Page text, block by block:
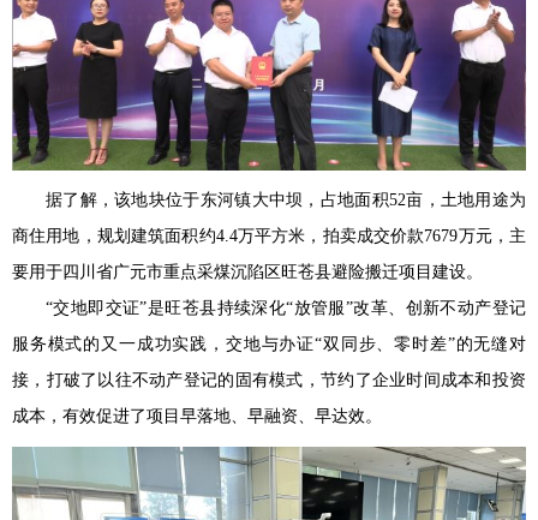
据了解，该地块位于东河镇大中坝，占地面积52亩，土地用途为
商住用地，规划建筑面积约4.4万平方米，拍卖成交价款7679万元，主
要用于四川省广元市重点采煤沉陷区旺苍县避险搬迁项目建设。
“交地即交证”是旺苍县持续深化“放管服”改革、创新不动产登记
服务模式的又一成功实践，交地与办证“双同步、零时差”的无缝对
接，打破了以往不动产登记的固有模式，节约了企业时间成本和投资
成本，有效促进了项目早落地、早融资、早达效。